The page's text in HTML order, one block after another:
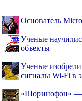
Основатель
Ученые
объекты
Ученые
сигналы Wi-Fi в
«Шоринофон» —